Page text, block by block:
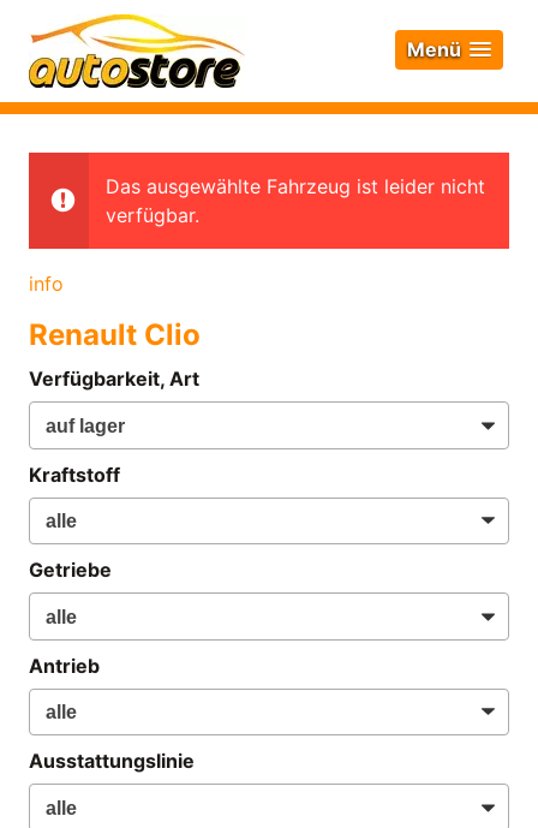
Menü
Das ausgewählte Fahrzeug ist leider nicht
verfügbar.
info
Renault Clio
Verfügbarkeit, Art
Kraftstoff
Getriebe
Antrieb
Ausstattungslinie